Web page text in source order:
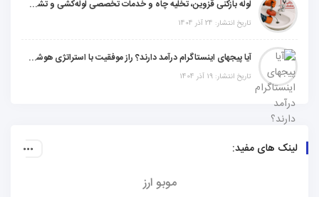
لوله بازکنی قزوین، تخلیه چاه و خدمات تخصصی لوله‌کشی و تشخیص ترکیدگی
تاریخ انتشار: 24 آذر 1404
آیا پیجهای اینستاگرام درآمد دارند؟ راز موفقیت با استراتژی هوشمندانه
تاریخ انتشار: 19 آذر 1404
لینک های مفید:
موبو ارز